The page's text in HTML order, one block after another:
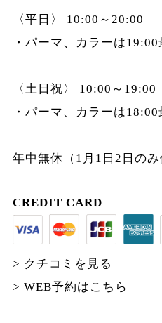
〈平日〉 10:00～20:00
・パーマ、カラーは19:00
〈土日祝〉 10:00～19:00
・パーマ、カラーは18:00
年中無休（1月1日2日のみ
CREDIT CARD
> クチコミを見る
> WEB予約はこちら